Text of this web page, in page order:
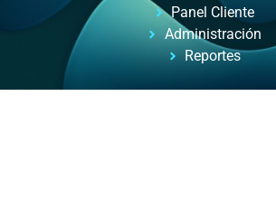
Panel Cliente
Administración
Reportes